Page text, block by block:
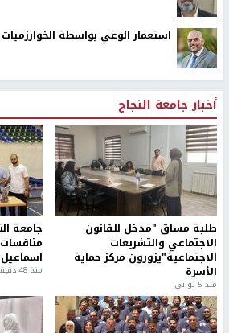
استعمار الوعي بواسطة الخوارزميات
أخبار جامعة النجاح
طلبة مساق "مدخل للقانون
الاجتماعي والتشريعات
الاجتماعية"يزورون مركز حماية
الأسرة
منذ 5 ثواني
جامعة
اسماعيل
منذ 48 دقيقة